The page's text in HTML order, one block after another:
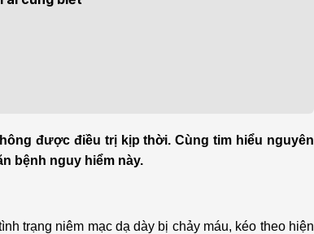
bướu
thần
được điều trị kịp thời. Cùng tim hiểu nguyên
bệnh nguy hiểm này.
trạng niêm mạc dạ dày bị chảy máu, kéo theo hiện